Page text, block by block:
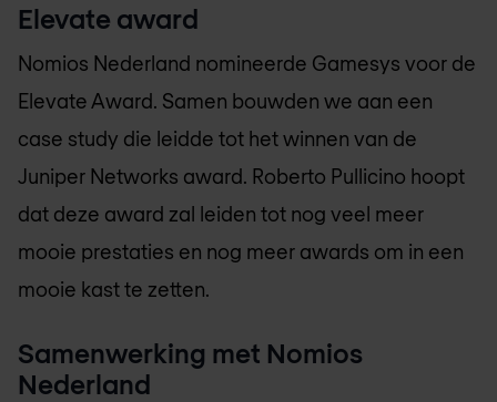
Elevate award
Nomios Nederland nomineerde Gamesys voor de
Elevate Award. Samen bouwden we aan een
case study die leidde tot het winnen van de
Juniper Networks award. Roberto Pullicino hoopt
dat deze award zal leiden tot nog veel meer
mooie prestaties en nog meer awards om in een
mooie kast te zetten.
Samenwerking met Nomios
Nederland